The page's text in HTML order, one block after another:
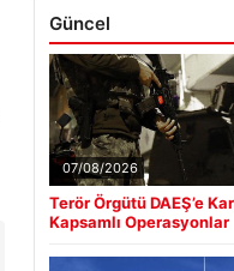
Güncel
07/08/2026
Terör Örgütü DAEŞ’e
Kapsamlı Operasyonlar